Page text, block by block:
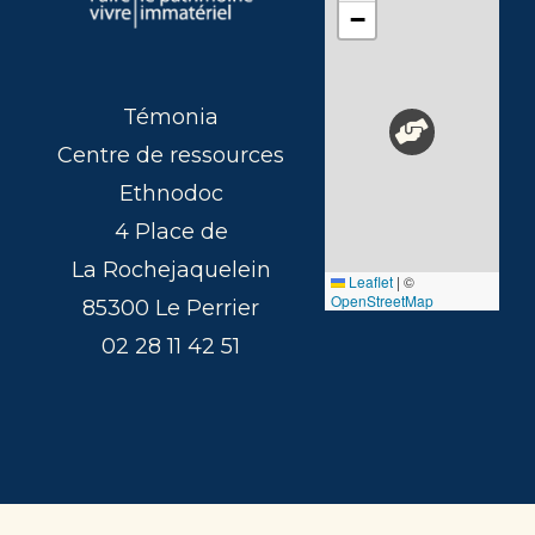
Témonia
Centre de ressources
Ethnodoc
4 Place de
La Rochejaquelein
85300 Le Perrier
02 28 11 42 51
−
Leaflet | ©
OpenStreetMap